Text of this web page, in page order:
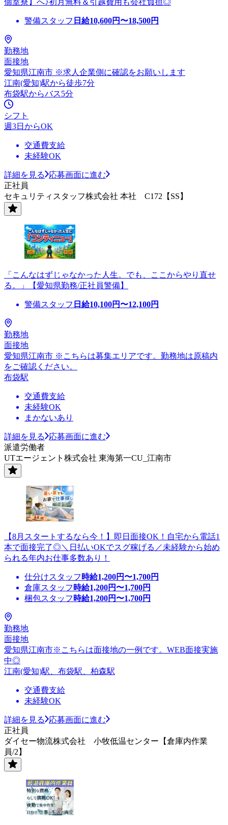
警備スタッフ 日給10,600円〜18,500円
勤務地
面接地
愛知県江南市 ※求人企業側に確認をお願いします
江南(愛知)駅から徒歩7分
布袋駅からバス5分
シフト
週3日からOK
交通費支給
未経験OK
詳細を見る
応募画面に進む
正社員
セキュリティスタッフ株式会社 本社 C172【SS】
「こんなはずじゃなかった人生。でも、ここからやり直せ
る。」【愛知県勤務/正社員警備】
警備スタッフ 日給10,100円〜12,100円
勤務地
面接地
愛知県江南市 ※こちらは募集エリアです。勤務地は原稿内
をご確認ください。
布袋駅
交通費支給
未経験OK
まかないあり
詳細を見る
応募画面に進む
派遣労働者
UTエージェント株式会社 東海第一CU_江南市
【8月スタートするなら今！】即日面接OK！自宅から電話1
本で面接完了◎＼日払いOKでスグ稼げる／未経験から始め
られる年内お仕事多数あり！
仕分けスタッフ 時給1,200円〜1,700円
倉庫スタッフ 時給1,200円〜1,700円
梱包スタッフ 時給1,200円〜1,700円
勤務地
面接地
愛知県江南市※こちらは面接地の一例です。WEB面接実施
中◎
江南(愛知)駅、布袋駅、柏森駅
交通費支給
未経験OK
詳細を見る
応募画面に進む
正社員
ダイセー物流株式会社 小牧低温センター【倉庫内作業
員/2】